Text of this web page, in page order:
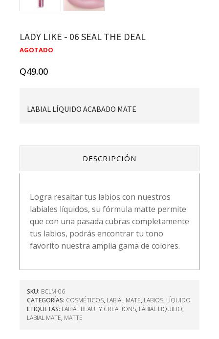
LADY LIKE - 06 SEAL THE DEAL
AGOTADO
Q49.00
LABIAL LÍQUIDO ACABADO MATE
DESCRIPCIÓN
Logra resaltar tus labios con nuestros
labiales líquidos, su fórmula matte permite
que con una pasada cubras completamente
tus labios, podrás encontrar tu tono
favorito nuestra amplia gama de colores.
SKU: BCLM-06
CATEGORÍAS: COSMÉTICOS, LABIAL MATE, LABIOS, LÍQUIDO
ETIQUETAS: LABIAL BEAUTY CREATIONS, LABIAL LÍQUIDO,
LABIAL MATE, MATTE